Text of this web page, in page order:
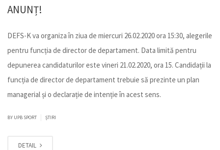
ANUNȚ!
DEFS-K va organiza în ziua de miercuri 26.02.2020 ora 15:30, alegerile
pentru funcția de director de departament. Data limită pentru
depunerea candidaturilor este vineri 21.02.2020, ora 15. Candidații la
funcția de director de departament trebuie să prezinte un plan
managerial și o declarație de intenție în acest sens.
BY UPB SPORT ȘTIRI
DETAIL